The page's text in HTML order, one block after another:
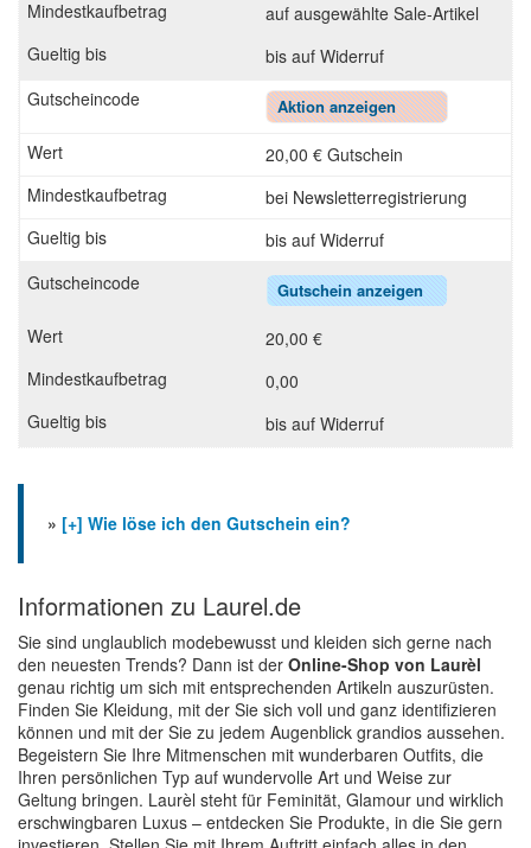
auf ausgewählte Sale-Artikel
bis auf Widerruf
Aktion anzeigen
20,00 € Gutschein
bei Newsletterregistrierung
bis auf Widerruf
Gutschein anzeigen
20,00 €
0,00
bis auf Widerruf
» [+] Wie löse ich den Gutschein ein?
Informationen zu Laurel.de
Sie sind unglaublich modebewusst und kleiden sich gerne nach
den neuesten Trends? Dann ist der Online-Shop von Laurèl
genau richtig um sich mit entsprechenden Artikeln auszurüsten.
Finden Sie Kleidung, mit der Sie sich voll und ganz identifizieren
können und mit der Sie zu jedem Augenblick grandios aussehen.
Begeistern Sie Ihre Mitmenschen mit wunderbaren Outfits, die
Ihren persönlichen Typ auf wundervolle Art und Weise zur
Geltung bringen. Laurèl steht für Feminität, Glamour und wirklich
erschwingbaren Luxus – entdecken Sie Produkte, in die Sie gern